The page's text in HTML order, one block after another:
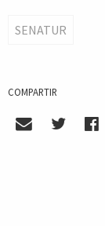
SENATUR
COMPARTIR